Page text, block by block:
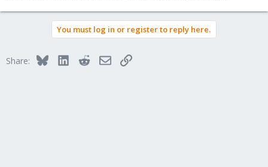
You must log in or register to reply here.
Share: BlueskyLinkedInRedditEmailLink